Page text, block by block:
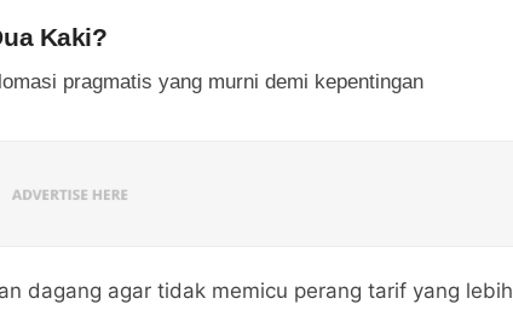
Kaki?
pragmatis yang murni demi kepentingan
dagang agar tidak memicu perang tarif yang lebih